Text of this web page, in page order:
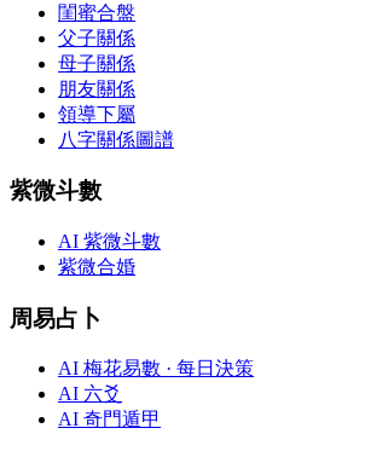
閨蜜合盤
父子關係
母子關係
朋友關係
領導下屬
八字關係圖譜
紫微斗數
AI 紫微斗數
紫微合婚
周易占卜
AI 梅花易數 · 每日決策
AI 六爻
AI 奇門遁甲